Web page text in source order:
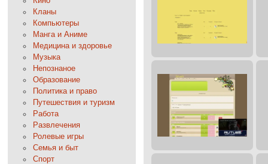
Кланы
Компьютеры
Манга и Аниме
Медицина и здоровье
Музыка
Непознаное
Образование
Политика и право
Путешествия и туризм
Работа
Развлечения
Ролевые игры
Семья и быт
Спорт